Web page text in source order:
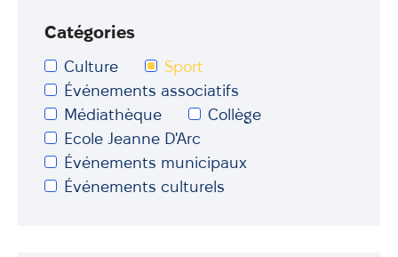
Catégories
Culture
Sport
Événements associatifs
Médiathèque
Collège
Ecole Jeanne D'Arc
Événements municipaux
Événements culturels
Loisirs, Culture & Sport
Contacter votre mairie
Publications
Annuaire